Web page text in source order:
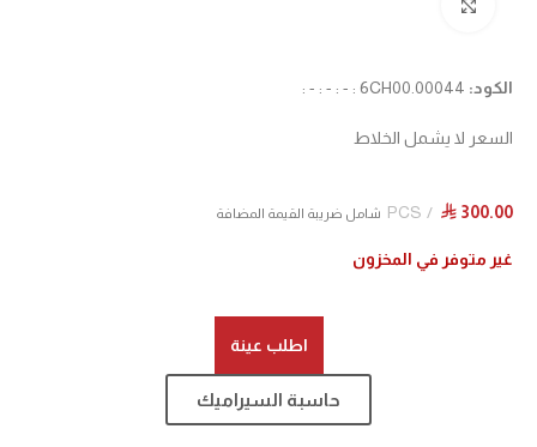
الكود: 6CH00.00044 : - : - : - :
السعر لا يشمل الخلاط
⃁ 300.00
PCS شامل ضريبة القيمة المضافة
غير متوفر في المخزون
اطلب عينة
حاسبة السيراميك